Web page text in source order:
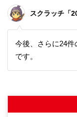
スクラッチ「
今後、さらに24
です。